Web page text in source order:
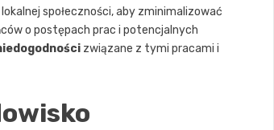
społeczności, aby zminimalizować
o postępach prac i potencjalnych
związane z tymi pracami i